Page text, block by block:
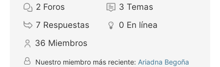
2 Foros 3 Temas
7 Respuestas 0 En línea
36 Miembros
Nuestro miembro más reciente: Ariadna Begoña